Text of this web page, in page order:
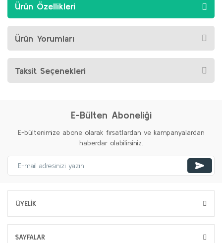
Ürün Özellikleri
Ürün Yorumları
Taksit Seçenekleri
E-Bülten Aboneliği
E-bültenimize abone olarak fırsatlardan ve kampanyalardan
haberdar olabilirsiniz.
ÜYELİK
SAYFALAR